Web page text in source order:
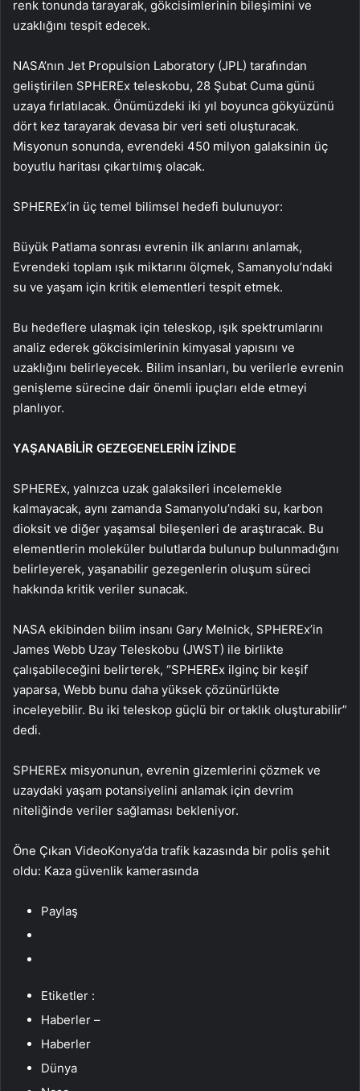
renk tonunda tarayarak, gökcisimlerinin bileşimini ve
uzaklığını tespit edecek.
NASA’nın Jet Propulsion Laboratory (JPL) tarafından
geliştirilen SPHEREx teleskobu, 28 Şubat Cuma günü
uzaya fırlatılacak. Önümüzdeki iki yıl boyunca gökyüzünü
dört kez tarayarak devasa bir veri seti oluşturacak.
Misyonun sonunda, evrendeki 450 milyon galaksinin üç
boyutlu haritası çıkartılmış olacak.
SPHEREx’in üç temel bilimsel hedefi bulunuyor:
Büyük Patlama sonrası evrenin ilk anlarını anlamak,
Evrendeki toplam ışık miktarını ölçmek, Samanyolu’ndaki
su ve yaşam için kritik elementleri tespit etmek.
Bu hedeflere ulaşmak için teleskop, ışık spektrumlarını
analiz ederek gökcisimlerinin kimyasal yapısını ve
uzaklığını belirleyecek. Bilim insanları, bu verilerle evrenin
genişleme sürecine dair önemli ipuçları elde etmeyi
planlıyor.
YAŞANABİLİR GEZEGENELERİN İZİNDE
SPHEREx, yalnızca uzak galaksileri incelemekle
kalmayacak, aynı zamanda Samanyolu’ndaki su, karbon
dioksit ve diğer yaşamsal bileşenleri de araştıracak. Bu
elementlerin moleküler bulutlarda bulunup bulunmadığını
belirleyerek, yaşanabilir gezegenlerin oluşum süreci
hakkında kritik veriler sunacak.
NASA ekibinden bilim insanı Gary Melnick, SPHEREx’in
James Webb Uzay Teleskobu (JWST) ile birlikte
çalışabileceğini belirterek, “SPHEREx ilginç bir keşif
yaparsa, Webb bunu daha yüksek çözünürlükte
inceleyebilir. Bu iki teleskop güçlü bir ortaklık oluşturabilir”
dedi.
SPHEREx misyonunun, evrenin gizemlerini çözmek ve
uzaydaki yaşam potansiyelini anlamak için devrim
niteliğinde veriler sağlaması bekleniyor.
Öne Çıkan VideoKonya’da trafik kazasında bir polis şehit
oldu: Kaza güvenlik kamerasında
Paylaş
Etiketler :
Haberler –
Haberler
Dünya